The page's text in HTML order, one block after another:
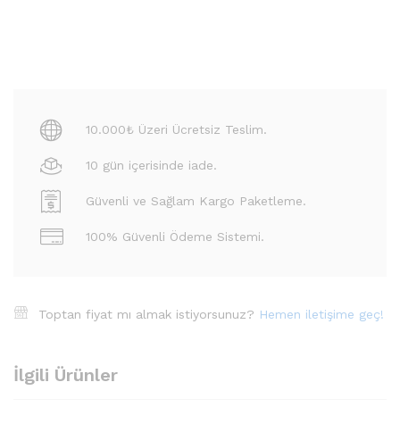
10.000₺ Üzeri Ücretsiz Teslim.
10 gün içerisinde iade.
Güvenli ve Sağlam Kargo Paketleme.
100% Güvenli Ödeme Sistemi.
Toptan fiyat mı almak istiyorsunuz? Hemen iletişime geç!
İlgili Ürünler